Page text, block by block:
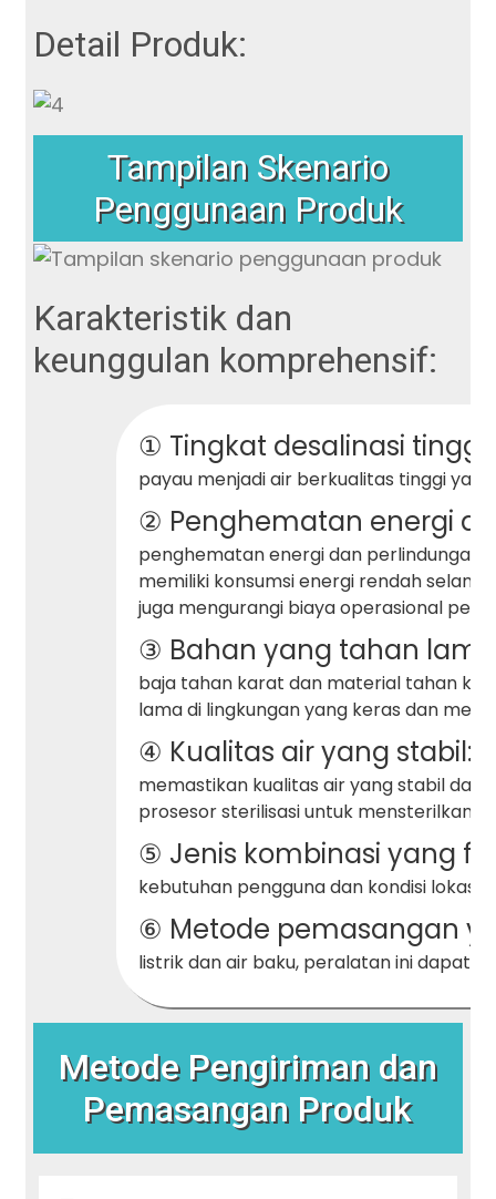
Detail Produk:
Tampilan Skenario
Penggunaan Produk
Karakteristik dan
keunggulan komprehensif:
① Tingkat desalinasi
payau menjadi air berkualitas tinggi
② Penghematan energi
penghematan energi dan perlindungan
memiliki konsumsi energi rendah
juga mengurangi biaya operasional
③ Bahan yang tahan
baja tahan karat dan material tahan
lama di lingkungan yang keras dan
④ Kualitas air yang stabil:
memastikan kualitas air yang stabil
prosesor sterilisasi untuk mensterilkan
⑤ Jenis kombinasi yang
kebutuhan pengguna dan kondisi
⑥ Metode pemasangan
listrik dan air baku, peralatan ini dapat
Metode Pengiriman dan
Pemasangan Produk